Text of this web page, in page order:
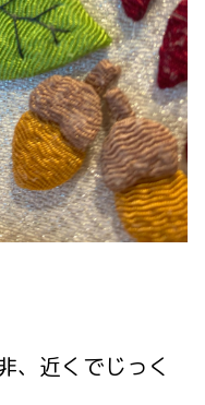
、近くでじっく